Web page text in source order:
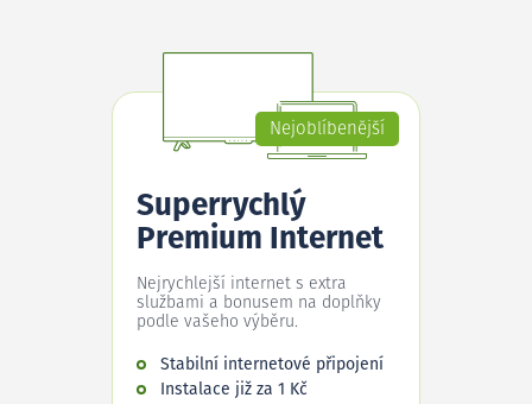
Nejoblíbenější
Superrychlý
Premium Internet
Nejrychlejší internet s extra
službami a bonusem na doplňky
podle vašeho výběru.
Stabilní internetové připojení
Instalace již za 1 Kč